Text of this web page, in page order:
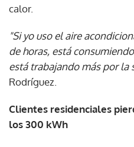
calor.
"Si yo uso el aire
de horas, está
está trabajando más por la
Rodríguez.
Clientes residenciales
los 300 kWh